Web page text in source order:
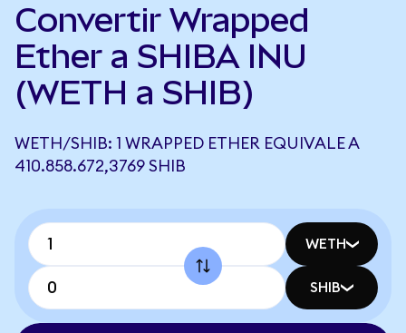
Convertir Wrapped
Ether a SHIBA INU
(WETH a SHIB)
WETH/SHIB: 1 WRAPPED ETHER EQUIVALE A
410.858.672,3769 SHIB
WETH
SHIB